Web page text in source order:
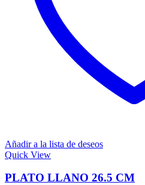
Añadir a la lista de deseos
Quick View
PLATO LLANO 26.5 CM